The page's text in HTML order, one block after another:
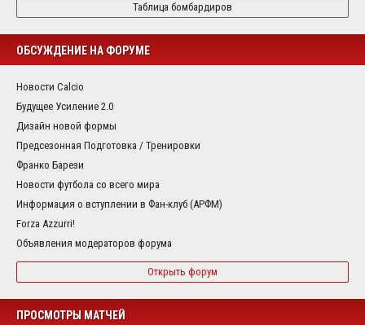
Таблица бомбардиров
ОБСУЖДЕНИЕ НА ФОРУМЕ
Новости Calcio
Будущее Усиление 2.0
Дизайн новой формы
Предсезонная Подготовка / Тренировки
Франко Барези
Новости футбола со всего мира
Информация о вступлении в Фан-клуб (АРФМ)
Forza Azzurri!
Объявления модераторов форума
Открыть форум
ПРОСМОТРЫ МАТЧЕЙ